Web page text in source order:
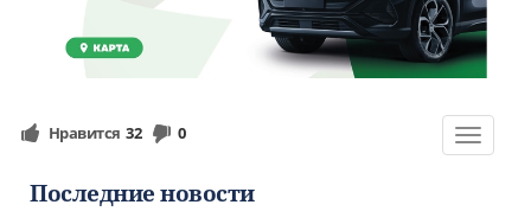
Toggle
Нравится 32 0
Последние новости